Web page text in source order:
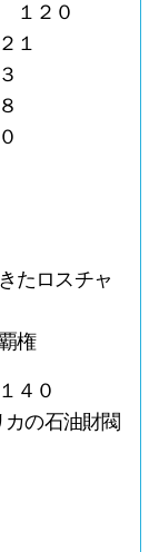
１２０
１
たロスチャ
権
４０
カの石油財閥